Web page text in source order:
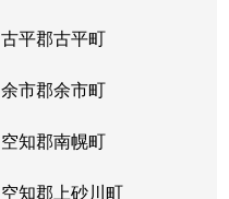
古平郡古平町
余市郡余市町
空知郡南幌町
空知郡上砂川町